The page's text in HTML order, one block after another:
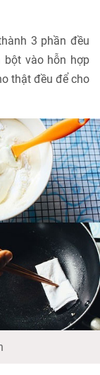
3 phần đều
bột vào hỗn hợp
thật đều để cho